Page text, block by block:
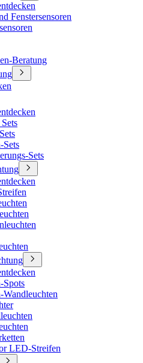
Fenstersensoren
Beratung
Sets
Sets
Spots
Wandleuchten
LED-Streifen